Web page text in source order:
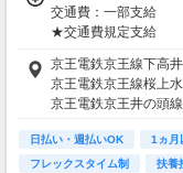
【交通費備考】
※規定あり
交通費：一部支給
★交通費規定支給
＼ 日収例♪ ／
￣￣￣￣￣￣￣￣
▼1日8hのフルタイム
時給1800円×1日8h
＝日収1万4400円
京王電鉄京王線下高
京王電鉄京王線桜上
京王電鉄京王井の頭
日払い・週払いOK 1ヵ月
フレックスタイム制
扶養